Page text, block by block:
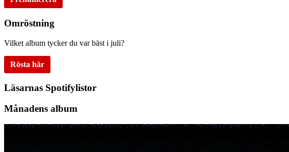
Omröstning
Vilket album tycker du var bäst i juli?
Rösta här
Läsarnas Spotifylistor
Månadens album